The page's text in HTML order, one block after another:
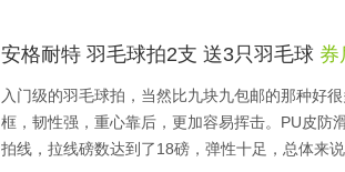
安格耐特 羽毛球拍2支 送3只羽毛球 券
入门级的羽毛球拍，当然比九块九包邮的那种好
框，韧性强，重心靠后，更加容易挥击。PU皮防
拍线，拉线磅数达到了18磅，弹性十足，总体来